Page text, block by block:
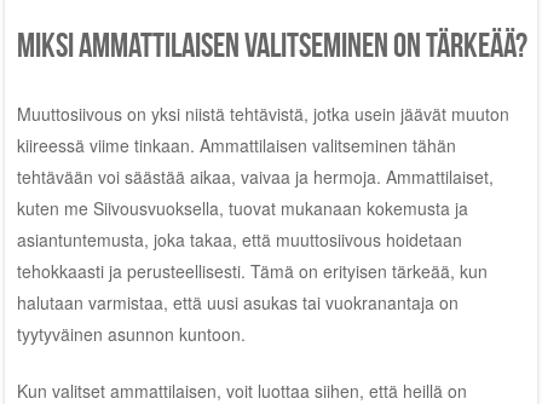
Miksi ammattilaisen valitseminen on tärkeää?
Muuttosiivous on yksi niistä tehtävistä, jotka usein jäävät muuton
kiireessä viime tinkaan. Ammattilaisen valitseminen tähän
tehtävään voi säästää aikaa, vaivaa ja hermoja. Ammattilaiset,
kuten me Siivousvuoksella, tuovat mukanaan kokemusta ja
asiantuntemusta, joka takaa, että muuttosiivous hoidetaan
tehokkaasti ja perusteellisesti. Tämä on erityisen tärkeää, kun
halutaan varmistaa, että uusi asukas tai vuokranantaja on
tyytyväinen asunnon kuntoon.
Kun valitset ammattilaisen, voit luottaa siihen, että heillä on